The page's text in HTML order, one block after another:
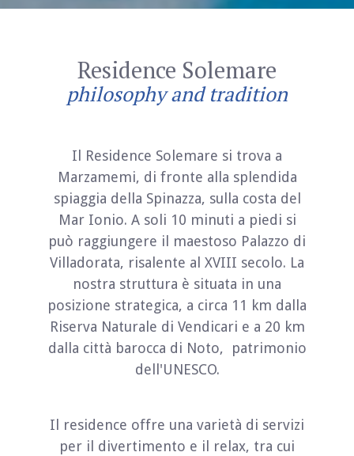
Residence Solemare
philosophy and tradition
Il Residence Solemare si trova a
Marzamemi, di fronte alla splendida
spiaggia della Spinazza, sulla costa del
Mar Ionio. A soli 10 minuti a piedi si
può raggiungere il maestoso Palazzo di
Villadorata, risalente al XVIII secolo. La
nostra struttura è situata in una
posizione strategica, a circa 11 km dalla
Riserva Naturale di Vendicari e a 20 km
dalla città barocca di Noto, patrimonio
dell'UNESCO.
Il residence offre una varietà di servizi
per il divertimento e il relax, tra cui